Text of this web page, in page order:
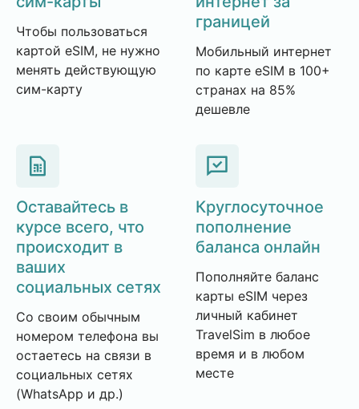
Чтобы пользоваться
картой eSIM, не нужно
менять действующую
сим-карту
границей
Мобильный интернет
по карте eSIM в 100+
странах на 85%
дешевле
Оставайтесь в
курсе всего, что
происходит в
ваших
социальных сетях
Со своим обычным
номером телефона вы
остаетесь на связи в
социальных сетях
(WhatsApp и др.)
Круглосуточное
пополнение
баланса онлайн
Пополняйте баланс
карты eSIM через
личный кабинет
TravelSim в любое
время и в любом
месте